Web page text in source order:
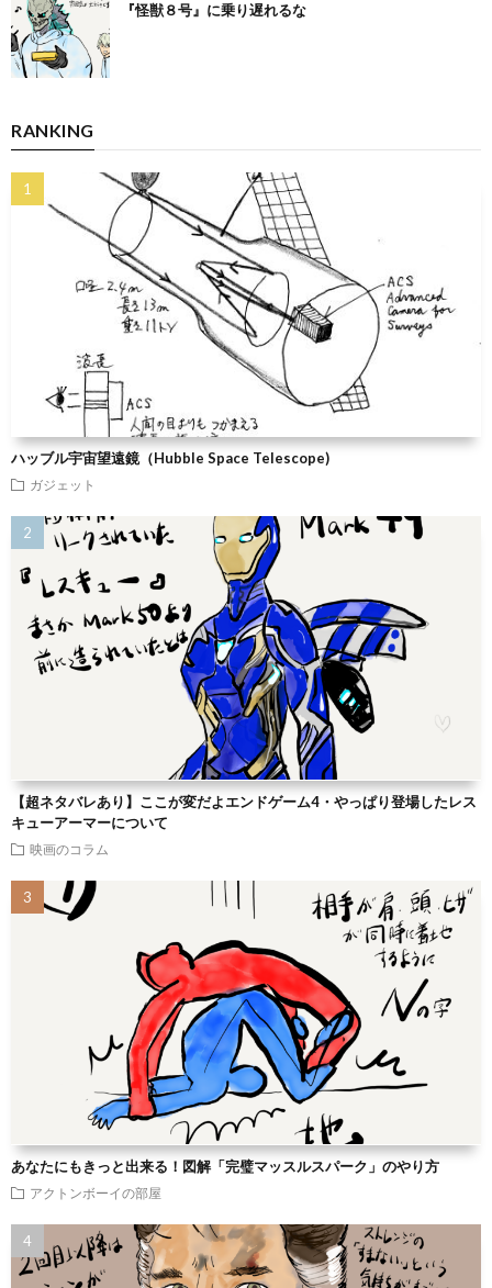
『怪獣８号』に乗り遅れるな
RANKING
ハッブル宇宙望遠鏡（Hubble Space Telescope)
ガジェット
【超ネタバレあり】ここが変だよエンドゲーム4・やっぱり登場したレス
キューアーマーについて
映画のコラム
あなたにもきっと出来る！図解「完璧マッスルスパーク」のやり方
アクトンボーイの部屋